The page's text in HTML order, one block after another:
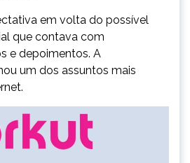
em volta do possível
que contava com
e depoimentos. A
um dos assuntos mais